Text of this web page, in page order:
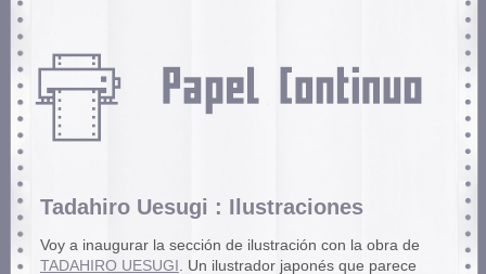
Tadahiro Uesugi : Ilustraciones
Voy a inaugurar la sección de ilustración con la obra de
TADAHIRO UESUGI . Un ilustrador japonés que parece